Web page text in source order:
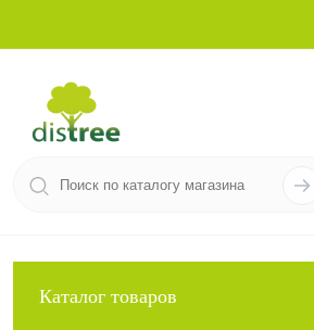
Каталог товаров